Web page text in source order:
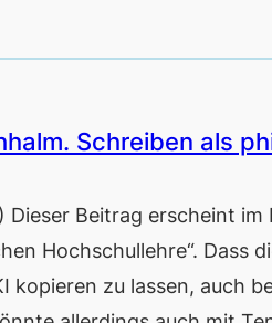
Schreiben als
Dieser Beitrag erscheint
Hochschullehre“. Dass
kopieren zu lassen, auch